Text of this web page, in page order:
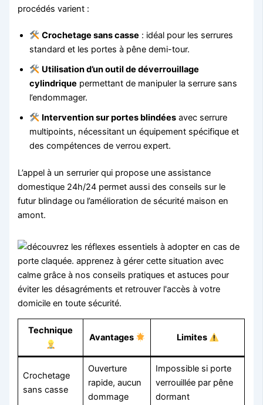
procédés varient :
Crochetage sans casse : idéal pour les serrures
standard et les portes à pêne demi-tour.
Utilisation d’un outil de déverrouillage
cylindrique permettant de manipuler la serrure sans
l’endommager.
Intervention sur portes blindées avec serrure
multipoints, nécessitant un équipement spécifique et
des compétences de verrou expert.
L’appel à un serrurier qui propose une assistance
domestique 24h/24 permet aussi des conseils sur le
futur blindage ou l’amélioration de sécurité maison en
amont.
Technique
Avantages Limites
Crochetage
sans casse
Ouverture
rapide, aucun
dommage
Impossible si porte
verrouillée par pêne
dormant